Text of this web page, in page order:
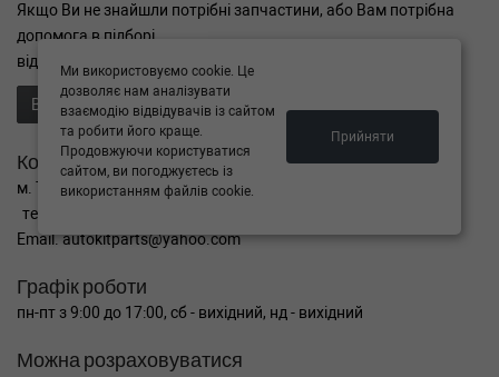
Якщо Ви не знайшли потрібні запчастини, або Вам потрібна
допомога в підборі,
відправте нам запит - ми Вам допоможемо
Відправити запит продавцю
Контакти
м. Тернопіль вул. Микулинецька 106а
тел. +38(099)650-59-19
Email. autokitparts@yahoo.com
Графік роботи
пн-пт з 9:00 до 17:00, сб - вихідний, нд - вихідний
Можна розраховуватися
Ми використовуємо cookie. Це
дозволяє нам аналізувати
взаємодію відвідувачів із сайтом
та робити його краще.
Продовжуючи користуватися
сайтом, ви погоджуєтесь із
використанням файлів cookie.
Прийняти